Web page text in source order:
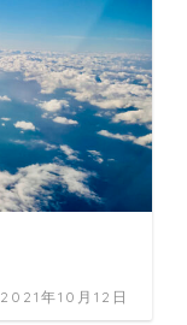
2021年10月12日